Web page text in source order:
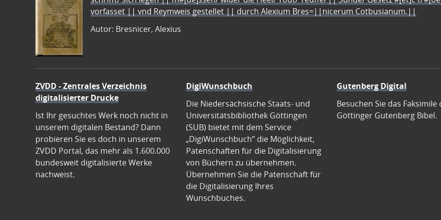
vorfasset || vnd Reymweis gestellet || durch Alexium Bres=||nicerum Cotbusianum.||
Autor: Bresnicer, Alexius
ZVDD - Zentrales Verzeichnis
digitalisierter Drucke
Ist Ihr gesuchtes Werk noch nicht in
unserem digitalen Bestand? Dann
probieren Sie es doch in unserem
ZVDD Portal, das mehr als 1.600.000
bundesweit digitalisierte Werke
nachweist.
DigiWunschbuch
Die Niedersächsische Staats- und
Universitätsbibliothek Göttingen
(SUB) bietet mit dem Service
„DigiWunschbuch” die Möglichkeit,
Patenschaften für die Digitalisierung
von Büchern zu übernehmen.
Übernehmen Sie die Patenschaft für
die Digitalisierung Ihres
Wunschbuches.
Gutenberg Digital
Besuchen Sie das Faksimile
Göttinger Gutenberg Bibel.